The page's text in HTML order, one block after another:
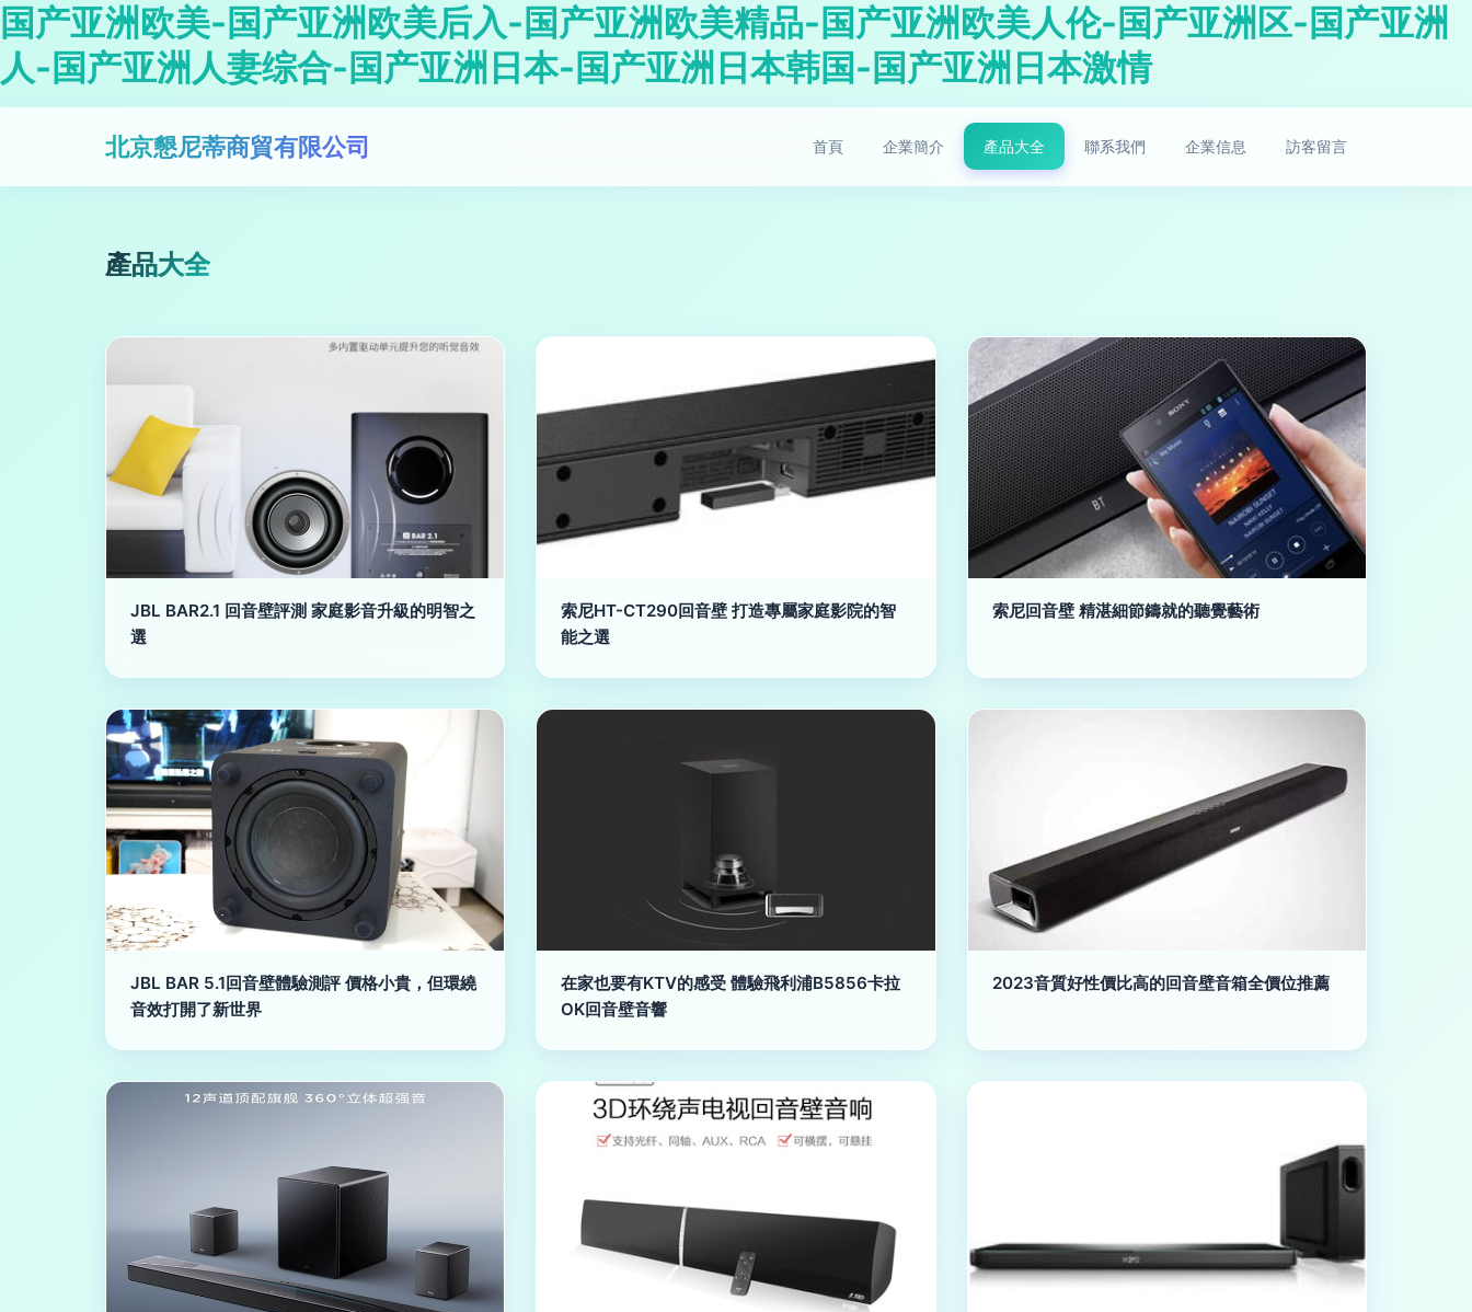
国产亚洲欧美-国产亚洲欧美后入-国产亚洲欧美精品-国产亚洲欧美人伦-国产亚洲区-国产亚洲
人-国产亚洲人妻综合-国产亚洲日本-国产亚洲日本韩国-国产亚洲日本激情
北京懇尼蒂商貿有限公司 首頁 企業簡介 產品大全 聯系我們 企業信息 訪客留言
產品大全
JBL BAR2.1 回音壁評測 家庭影音升級的明智之
選
索尼HT-CT290回音壁 打造專屬家庭影院的智
能之選
索尼回音壁 精湛細節鑄就的聽覺藝術
JBL BAR 5.1回音壁體驗測評 價格小貴，但環繞
音效打開了新世界
在家也要有KTV的感受 體驗飛利浦B5856卡拉
OK回音壁音響
2023音質好性價比高的回音壁音箱全價位推薦